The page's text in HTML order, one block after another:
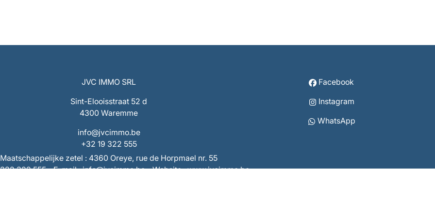
JVC IMMO SRL
Sint-Elooisstraat 52 d
4300 Waremme
info@jvcimmo.be
+32 19 322 555
Facebook
Instagram
WhatsApp
Maatschappelijke zetel : 4360 Oreye, rue de Horpmael nr. 55
322 555 - E-mail : info@jvcimmo.be - Website : www.jvcimmo.be